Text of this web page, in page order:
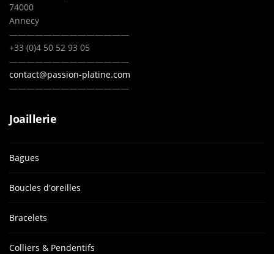
74000
Annecy
——————————————
+33 (0)4 50 52 93 05
——————————————
contact@passion-platine.com
——————————————
Joaillerie
Bagues
Boucles d'oreilles
Bracelets
Colliers & Pendentifs